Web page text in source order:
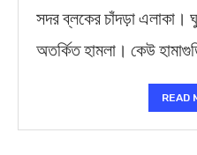
সদর ব্লকের চাঁদড়া এলাকা।
অতর্কিত হামলা। কেউ
READ